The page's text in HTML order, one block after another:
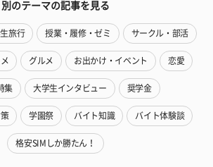
別のテーマの記事を見る
旅行 授業・履修・ゼミ サークル・部活
グルメ お出かけ・イベント 恋愛
集 大学生インタビュー 奨学金
学園祭 バイト知識 バイト体験談
格安SIMしか勝たん！